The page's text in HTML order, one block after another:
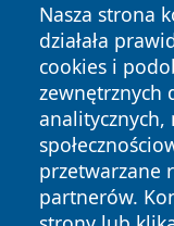
Nasza strona
działała
cookies i
zewnętrznych
przetwarzane
partnerów.
Copyright © 2026
zastrzeżone.
News Autorzy